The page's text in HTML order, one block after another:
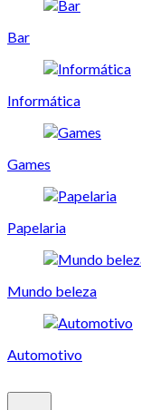
Bar
Informática
Games
Papelaria
Mundo beleza
Automotivo